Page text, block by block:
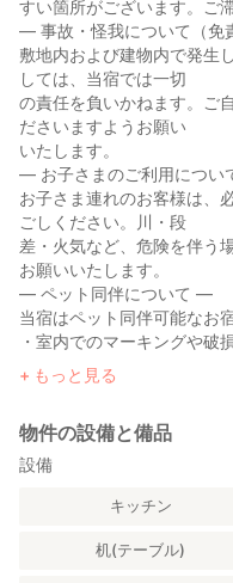
すい箇所がございます。ご
― 事故・怪我について（免
敷地内および建物内で発生
しては、当宿では一切
の責任を負いかねます。ご
ださいますようお願い
いたします。
― お子さまのご利用につ
お子さま連れのお客様は、
ごしください。川・段
差・火気など、危険を伴う
お願いいたします。
― ペット同伴について ―
当宿はペット同伴可能なお宿
・室内でのマーキングや破
・家具・寝具などへの汚損
・ペット同士、または第三
― 汚損・破損について ―
建物・家具・備品等に破損
求させていただく場合がご
― BBQ・火気のご利用につ
もっと見る
物件の設備と備品
設備
キッチン
机(テーブル)